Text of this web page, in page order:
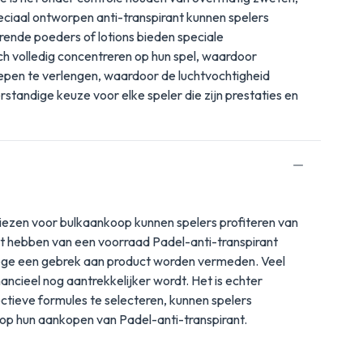
ontworpen anti-transpirant kunnen spelers
poeders of lotions bieden speciale
volledig concentreren op hun spel, waardoor
te verlengen, waardoor de luchtvochtigheid
keuze voor elke speler die zijn prestaties en
voor bulkaankoop kunnen spelers profiteren van
hebben van een voorraad Padel-anti-transpirant
een gebrek aan product worden vermeden. Veel
nog aantrekkelijker wordt. Het is echter
formules te selecteren, kunnen spelers
hun aankopen van Padel-anti-transpirant.